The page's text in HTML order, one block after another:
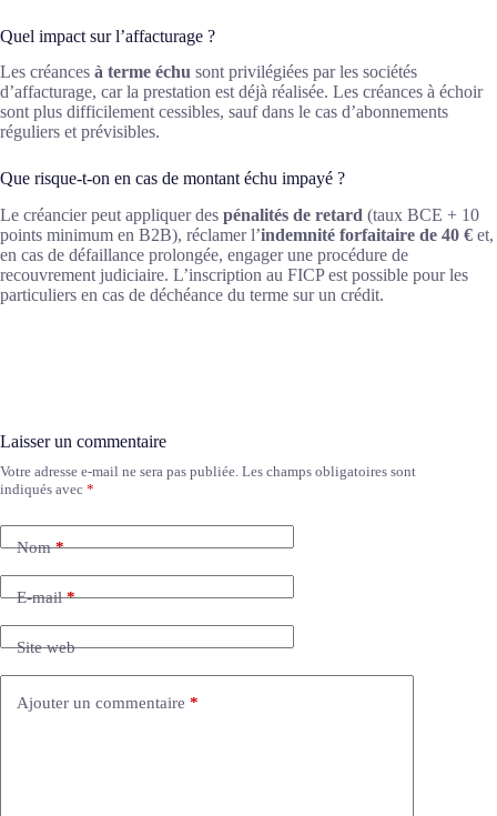
Quel impact sur l’affacturage ?
Les créances à terme échu sont privilégiées par les sociétés
d’affacturage, car la prestation est déjà réalisée. Les créances à échoir
sont plus difficilement cessibles, sauf dans le cas d’abonnements
réguliers et prévisibles.
Que risque-t-on en cas de montant échu impayé ?
Le créancier peut appliquer des pénalités de retard (taux BCE + 10
points minimum en B2B), réclamer l’indemnité forfaitaire de 40 € et,
en cas de défaillance prolongée, engager une procédure de
recouvrement judiciaire. L’inscription au FICP est possible pour les
particuliers en cas de déchéance du terme sur un crédit.
Laisser un commentaire
Votre adresse e-mail ne sera pas publiée. Les champs obligatoires sont
indiqués avec *
Nom*
E-mail*
Site web
Ajouter un commentaire *
A
l
r
n
v
e